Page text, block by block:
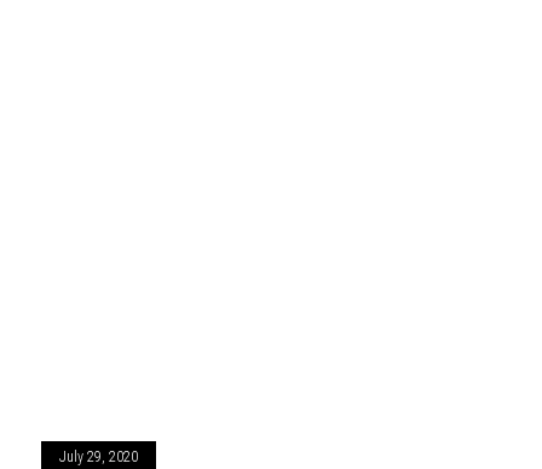
July 29, 2020